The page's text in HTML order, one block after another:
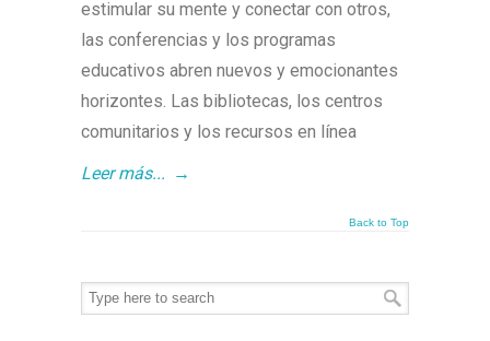
estimular su mente y conectar con otros,
las conferencias y los programas
educativos abren nuevos y emocionantes
horizontes. Las bibliotecas, los centros
comunitarios y los recursos en línea
Leer más... →
Back to Top